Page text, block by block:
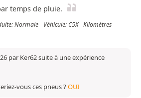
temps de pluie.
Normale - Véhicule: C5X - Kilomètres
par Ker62 suite à une expérience
vous ces pneus ?OUI